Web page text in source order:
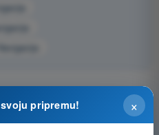
×
pripremu!